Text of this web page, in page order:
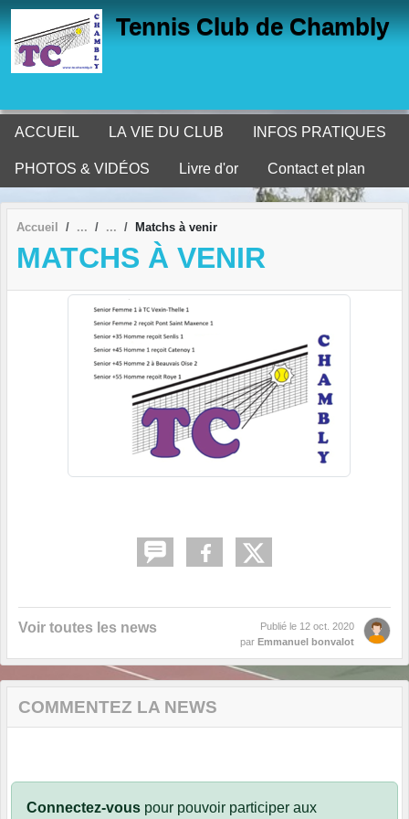
Tennis Club de Chambly
ACCUEIL LA VIE DU CLUB INFOS PRATIQUES
PHOTOS & VIDÉOS Livre d'or Contact et plan
Accueil Matchs à venir
MATCHS À VENIR
Voir toutes les news Publié le 12 oct. 2020
par Emmanuel bonvalot
COMMENTEZ LA NEWS
Connectez-vous pour pouvoir participer aux
Panneau de gestion des cookies